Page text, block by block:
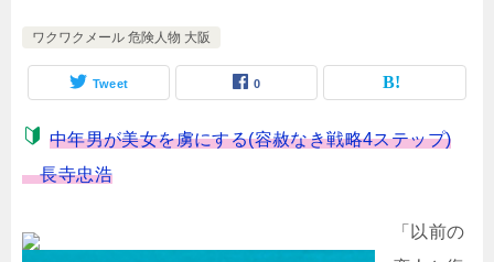
ワクワクメール 危険人物 大阪
Tweet 0
中年男が美女を虜にする(容赦なき戦略4ステップ)
長寺忠浩
「以前の